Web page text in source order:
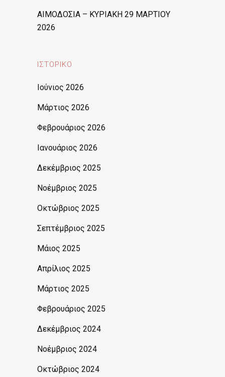
ΑΙΜΟΔΟΣΙΑ – ΚΥΡΙΑΚΗ 29 ΜΑΡΤΙΟΥ
2026
ΙΣΤΟΡΙΚΌ
Ιούνιος 2026
Μάρτιος 2026
Φεβρουάριος 2026
Ιανουάριος 2026
Δεκέμβριος 2025
Νοέμβριος 2025
Οκτώβριος 2025
Σεπτέμβριος 2025
Μάιος 2025
Απρίλιος 2025
Μάρτιος 2025
Φεβρουάριος 2025
Δεκέμβριος 2024
Νοέμβριος 2024
Οκτώβριος 2024